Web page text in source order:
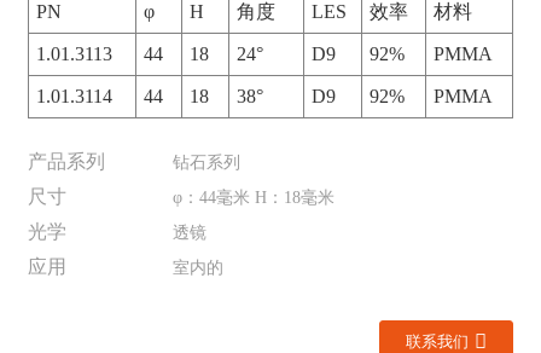
PN φ H 角度 LES 效率 材料
1.01.3113 44 18 24° D9 92% PMMA
1.01.3114 44 18 38° D9 92% PMMA
产品系列 钻石系列
尺寸 φ：44毫米 H：18毫米
光学 透镜
应用 室内的
联系我们